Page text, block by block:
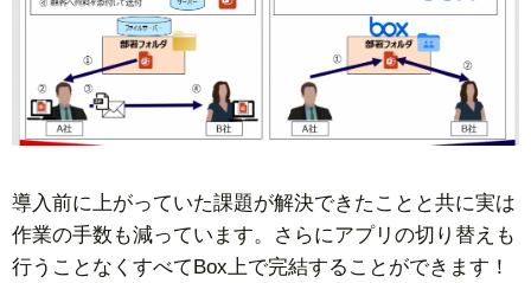
導入前に上がっていた課題が解決できたことと共に実は
作業の手数も減っています。さらにアプリの切り替えも
行うことなくすべてBox上で完結することができます！